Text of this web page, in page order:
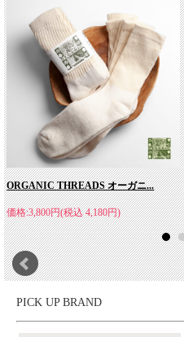
ORGANIC THREADS オーガニ...
価格:3,800円(税込 4,180円)
PICK UP BRAND